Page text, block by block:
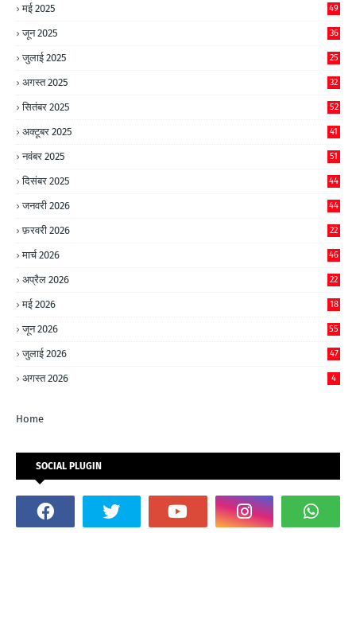
मई 2025 49
जून 2025 36
जुलाई 2025 25
अगस्त 2025 32
सितंबर 2025 52
अक्टूबर 2025 41
नवंबर 2025 51
दिसंबर 2025 44
जनवरी 2026 44
फ़रवरी 2026 22
मार्च 2026 46
अप्रैल 2026 22
मई 2026 18
जून 2026 55
जुलाई 2026 47
अगस्त 2026 4
Home
SOCIAL PLUGIN